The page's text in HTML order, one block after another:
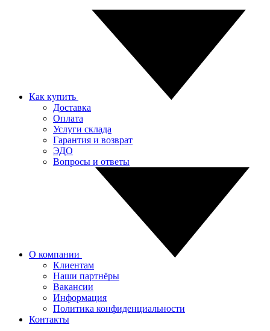
Как купить
Доставка
Оплата
Услуги склада
Гарантия и возврат
ЭДО
Вопросы и ответы
О компании
Клиентам
Наши партнёры
Вакансии
Информация
Политика конфиденциальности
Контакты